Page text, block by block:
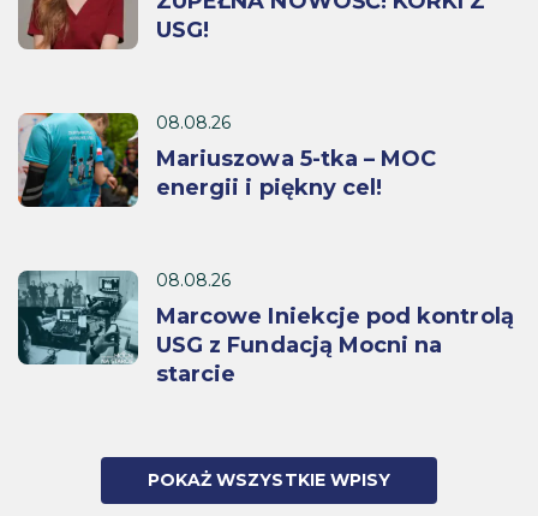
USG!
08.08.26
Mariuszowa 5-tka – MOC
energii i piękny cel!
08.08.26
Marcowe Iniekcje pod kontrolą
USG z Fundacją Mocni na
starcie
POKAŻ WSZYSTKIE WPISY